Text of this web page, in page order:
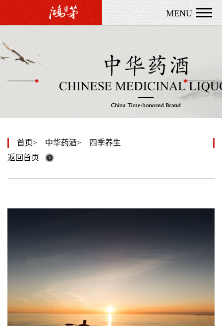
MENU
首页 中华药酒
四季养生
返回首页